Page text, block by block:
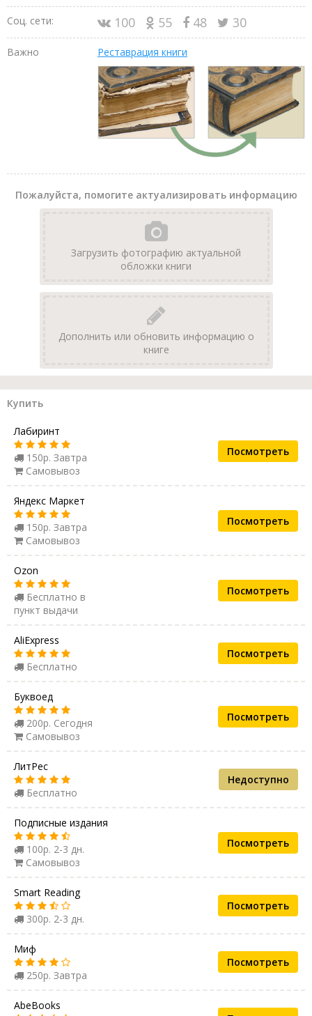
Соц. сети: 100 55 48 30
Важно Реставрация книги
Пожалуйста, помогите актуализировать информацию
Загрузить фотографию актуальной
обложки книги
Дополнить или обновить информацию о
книге
Купить
Лабиринт
150р. Завтра
Самовывоз
Посмотреть
Яндекс Маркет
150р. Завтра
Самовывоз
Посмотреть
Ozon
Бесплатно в
пункт выдачи
Посмотреть
AliExpress
Бесплатно
Посмотреть
Буквоед
200р. Сегодня
Самовывоз
Посмотреть
ЛитРес
Бесплатно
Недоступно
Подписные издания
100р. 2-3 дн.
Самовывоз
Посмотреть
Smart Reading
300р. 2-3 дн.
Посмотреть
Миф
250р. Завтра
Посмотреть
AbeBooks